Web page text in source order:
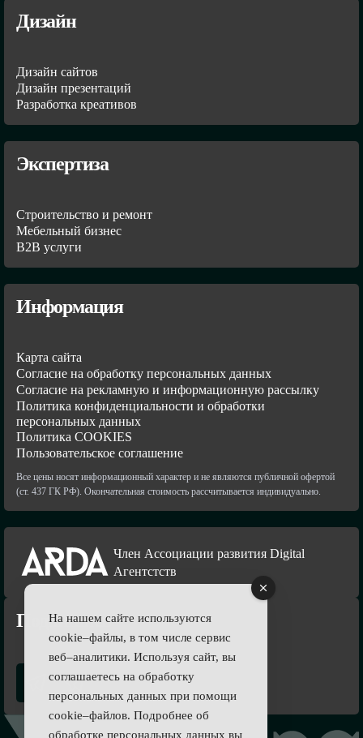
Дизайн
Дизайн сайтов
Дизайн презентаций
Разработка креативов
Экспертиза
Строительство и ремонт
Мебельный бизнес
В2В услуги
Информация
Карта сайта
Согласие на обработку персональных данных
Согласие на рекламную и информационную рассылку
Политика конфиденциальности и обработки
персональных данных
Политика COOKIES
Пользовательское соглашение
Все цены носят информационный характер и не являются публичной офертой
(ст. 437 ГК РФ). Окончательная стоимость рассчитывается индивидуально.
Член Ассоциации развития Digital
Агентстств
Подпишись
На нашем сайте используются
cookie–файлы, в том числе сервис
веб–аналитики. Используя сайт, вы
соглашаетесь на обработку
персональных данных при помощи
cookie–файлов. Подробнее об
обработке персональных данных вы